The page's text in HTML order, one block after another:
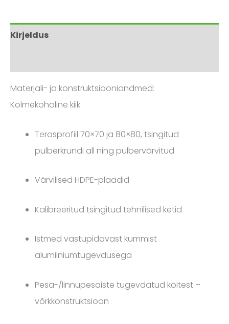
Kirjeldus
Materjali- ja konstruktsiooniandmed:
Kolmekohaline kiik
Terasprofiil 70×70 ja 80×80, tsingitud
pulberkrundi all ning pulbervärvitud
Värvilised HDPE-plaadid
Kalibreeritud tsingitud tehnilised ketid
Istmed vastupidavast kummist
alumiiniumtugevdusega
Pesa-/linnupesaiste tugevdatud köitest –
võrkkonstruktsioon